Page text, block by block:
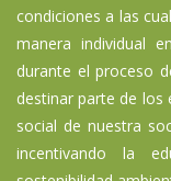
condiciones a las
manera individual
durante el proceso
destinar parte de los
social de nuestra
incentivando la